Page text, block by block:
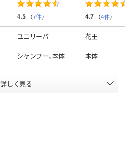
4.5 （7件） 4.7 （4件）
ユニリーバ 花王
シャンプー、本体 本体
500ｇ
詳しく見る